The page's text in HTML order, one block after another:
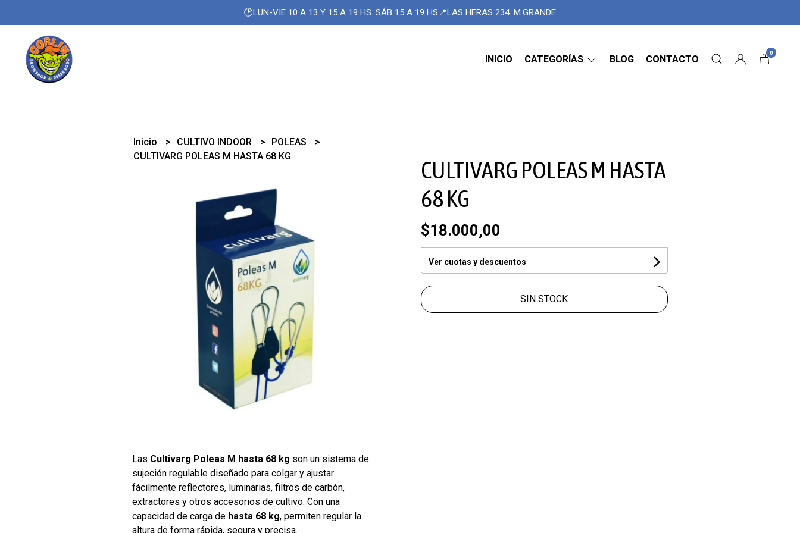
🕑LUN-VIE 10 A 13 Y 15 A 19 HS. SÁB 15 A 19 HS📍LAS HERAS 234. M.GRANDE
INICIO CATEGORÍAS BLOG CONTACTO
0
Inicio CULTIVO INDOOR
POLEAS
CULTIVARG POLEAS M HASTA 68 KG
Las Cultivarg Poleas M hasta 68 kg son un sistema de
sujeción regulable diseñado para colgar y ajustar
fácilmente reflectores, luminarias, filtros de carbón,
extractores y otros accesorios de cultivo. Con una
capacidad de carga de hasta 68 kg, permiten regular la
altura de forma rápida, segura y precisa.
CULTIVARG POLEAS M HASTA
68 KG
$18.000,00
Ver cuotas y descuentos
SIN STOCK